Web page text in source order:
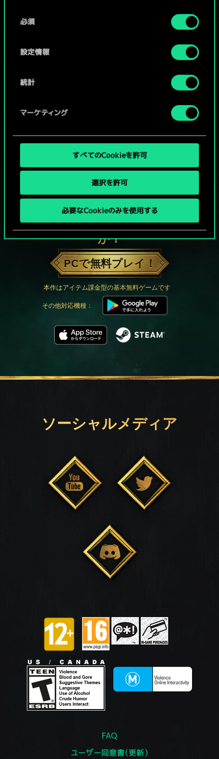
詳細は、下記の「設定」メニューでご確認ください。
必須
設定情報
統計
マーケティング
すべてのCookieを許可
選択を許可
必要なCookieのみを使用する
グウェントでひと勝負といかない
か？
PCで無料プレイ！
本作はアイテム課金型の基本無料ゲームです
その他対応機種：
ソーシャルメディア
FAQ
ユーザー同意書（更新）